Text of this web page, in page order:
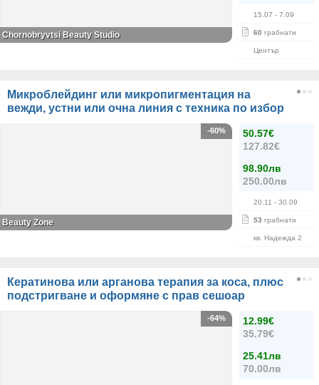
15.07 - 7.09
60 грабнати
Център
Chornobryvtsi Beauty Studio
Микроблейдинг или микропигментация на
вежди, устни или очна линия с техника по избор
50.57€
127.82€
98.90лв
250.00лв
20.11 - 30.09
53 грабнати
кв. Надежда 2
-60%
Beauty Zone
Кератинова или арганова терапия за коса, плюс
подстригване и оформяне с прав сешоар
12.99€
35.79€
25.41лв
70.00лв
-64%